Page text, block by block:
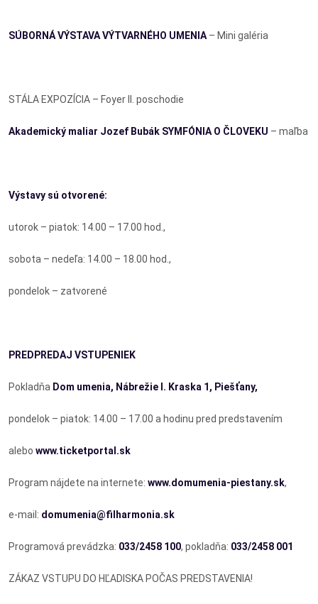
SÚBORNÁ VÝSTAVA VÝTVARNÉHO UMENIA – Mini galéria
STÁLA EXPOZÍCIA – Foyer II. poschodie
Akademický maliar Jozef Bubák SYMFÓNIA O ČLOVEKU – maľba
Výstavy sú otvorené:
utorok – piatok: 14.00 – 17.00 hod.,
sobota – nedeľa: 14.00 – 18.00 hod.,
pondelok – zatvorené
PREDPREDAJ VSTUPENIEK
Pokladňa Dom umenia, Nábrežie I. Kraska 1, Piešťany,
pondelok – piatok: 14.00 – 17.00 a hodinu pred predstavením
alebo www.ticketportal.sk
Program nájdete na internete: www.domumenia-piestany.sk,
e-mail: domumenia@filharmonia.sk
Programová prevádzka: 033/2458 100, pokladňa: 033/2458 001
ZÁKAZ VSTUPU DO HĽADISKA POČAS PREDSTAVENIA!